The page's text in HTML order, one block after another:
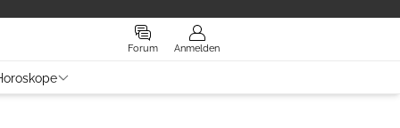
Forum Anmelden